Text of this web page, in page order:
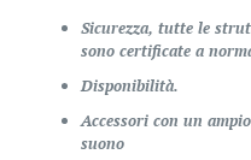
Sicurezza, tutte le
sono certificate a
Disponibilità.
Accessori con un
suono